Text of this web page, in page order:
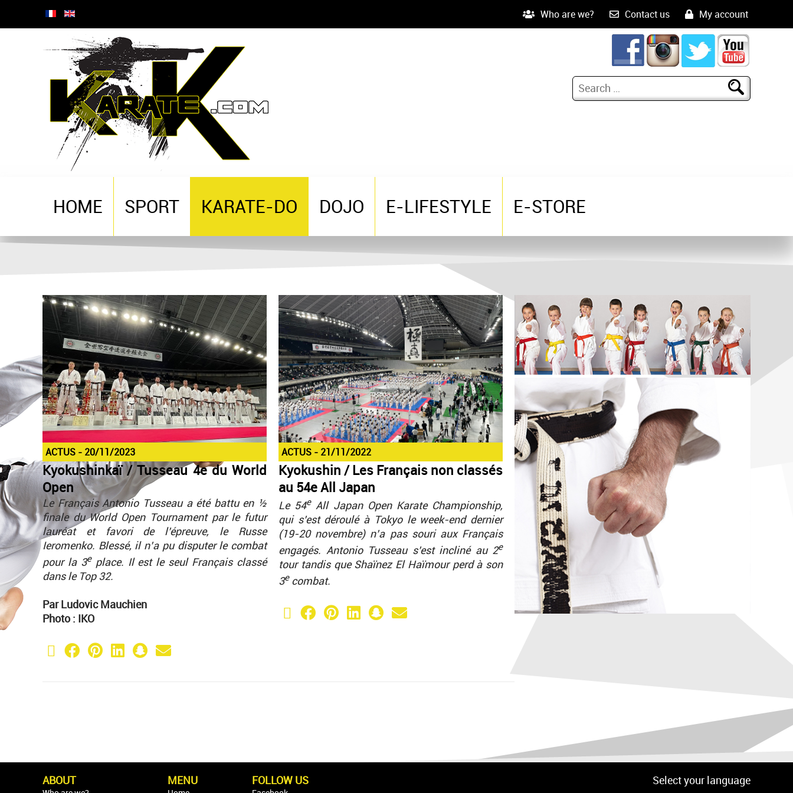
Who are we? Contact us My account
HOME SPORT KARATE-DO DOJO E-LIFESTYLE E-STORE
ACTUS 20/11/2023
Kyokushinkaï / Tusseau 4e du World
Open
Le Français Antonio Tusseau a été battu en ½
finale du World Open Tournament par le futur
lauréat et favori de l’épreuve, le Russe
Ieromenko. Blessé, il n’a pu disputer le combat
pour la 3eplace. Il est le seul Français classé
dans le Top 32.
Par Ludovic Mauchien
Photo : IKO
X (Twitter)
Facebook
Pinterest
LinkedIn
Snapchat
Email
ACTUS 21/11/2022
Kyokushin / Les Français non classés
au 54e All Japan
Le 54eAll Japan Open Karate Championship,
qui s’est déroulé à Tokyo le week-end dernier
(19-20 novembre) n’a pas souri aux Français
engagés. Antonio Tusseau s’est incliné au 2e
tour tandis que Shaïnez El Haïmour perd à son
3ecombat.
X (Twitter)
Facebook
Pinterest
LinkedIn
Snapchat
Email
ABOUT MENU FOLLOW US Select your language